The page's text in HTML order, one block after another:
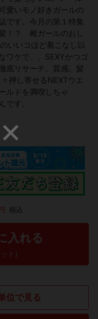
愛いモノ好きガールの
です。今月の第１特集
！？ 雌ガールのおし
いいコほど着こなし以
ワケで、、SEXYかつゴ
底リサーチ。質感、髪
押し寄せるNEXTウエ
ルドを満喫しちゃ
す。
円 税込
入れる
ト)
位で見る